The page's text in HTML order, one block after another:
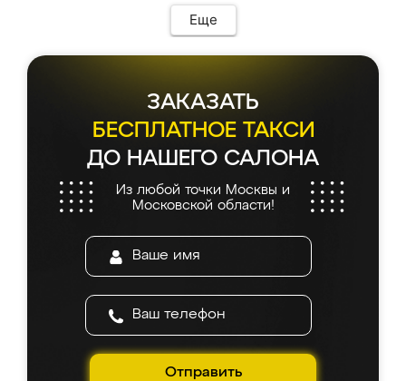
Еще
ЗАКАЗАТЬ
БЕСПЛАТНОЕ ТАКСИ
ДО НАШЕГО САЛОНА
Из любой точки Москвы и
Московской области!
Отправить